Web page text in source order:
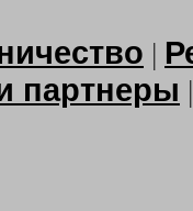
|
партнеры